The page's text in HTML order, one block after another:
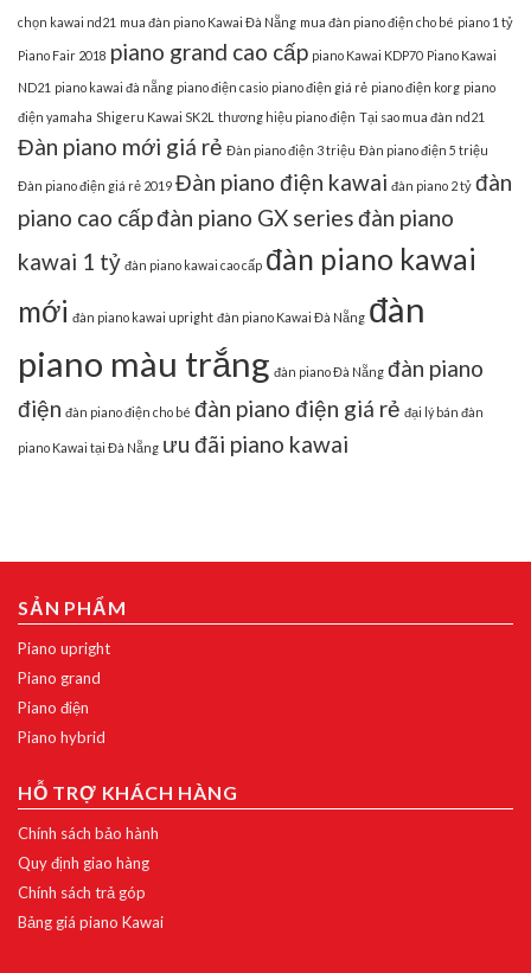
chọn kawai nd21 mua đàn piano Kawai Đà Nẵng mua đàn piano điện cho bé piano 1 tỷ
Piano Fair 2018 piano grand cao cấp piano Kawai KDP70 Piano Kawai
ND21 piano kawai đà nẵng piano điện casio piano điện giá rẻ piano điện korg piano
điện yamaha Shigeru Kawai SK2L thương hiệu piano điện Tại sao mua đàn nd21
Đàn piano mới giá rẻ Đàn piano điện 3 triệu Đàn piano điện 5 triệu
Đàn piano điện giá rẻ 2019 Đàn piano điện kawai đàn piano 2 tỷ đàn
piano cao cấpđàn piano GX seriesđàn piano
kawai 1 tỷ đàn piano kawai cao cấp đàn piano kawai
mới đàn piano kawai upright đàn piano Kawai Đà Nẵng đàn
piano màu trắng đàn piano Đà Nẵng đàn piano
điện đàn piano điện cho bé đàn piano điện giá rẻ đại lý bán đàn
piano Kawai tại Đà Nẵng ưu đãi piano kawai
SẢN PHẨM
Piano upright
Piano grand
Piano điện
Piano hybrid
HỖ TRỢ KHÁCH HÀNG
Chính sách bảo hành
Quy định giao hàng
Chính sách trả góp
Bảng giá piano Kawai